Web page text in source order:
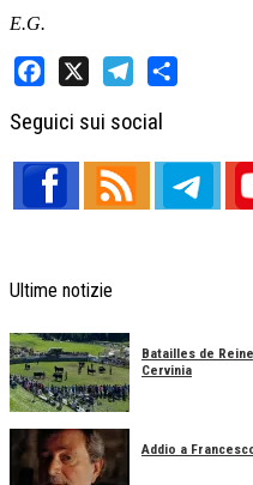
E.G.
Seguici sui social
Ultime notizie
Batailles de
Cervinia
Addio a